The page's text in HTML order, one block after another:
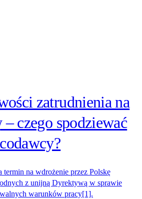
zatrudnienia na
czego spodziewać
termin na wdrożenie przez Polskę
z unijną Dyrektywą w sprawie
warunków pracy[1].